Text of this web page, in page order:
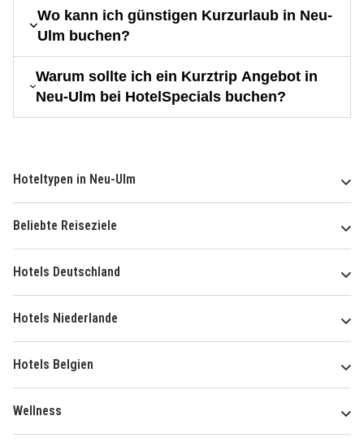
Wo kann ich günstigen Kurzurlaub in Neu-
Ulm buchen?
Warum sollte ich ein Kurztrip Angebot in
Neu-Ulm bei HotelSpecials buchen?
Hoteltypen in Neu-Ulm
Beliebte Reiseziele
Hotels Deutschland
Hotels Niederlande
Hotels Belgien
Wellness